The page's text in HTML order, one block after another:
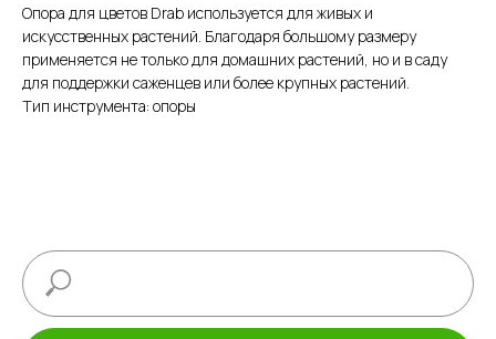
Опора для цветов Drab используется для живых и
искусственных растений. Благодаря большому размеру
применяется не только для домашних растений, но и в саду
для поддержки саженцев или более крупных растений.
Тип инструмента: опоры